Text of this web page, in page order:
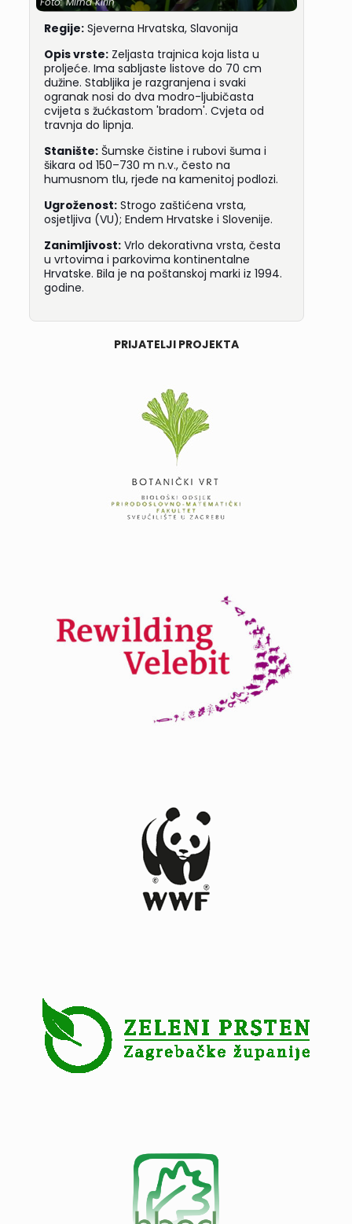
Regije:Sjeverna Hrvatska, Slavonija
Opis vrste:Zeljasta trajnica koja lista u
proljeće. Ima sabljaste listove do 70 cm
dužine. Stabljika je razgranjena i svaki
ogranak nosi do dva modro-ljubičasta
cvijeta s žućkastom 'bradom'. Cvjeta od
travnja do lipnja.
Stanište:Šumske čistine i rubovi šuma i
šikara od 150–730 m n.v., često na
humusnom tlu, rjeđe na kamenitoj podlozi.
Ugroženost:Strogo zaštićena vrsta,
osjetljiva (VU); Endem Hrvatske i Slovenije.
Zanimljivost:Vrlo dekorativna vrsta, česta
u vrtovima i parkovima kontinentalne
Hrvatske. Bila je na poštanskoj marki iz 1994.
godine.
PRIJATELJI PROJEKTA